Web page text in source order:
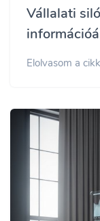
Vállalati
Elolvasom a